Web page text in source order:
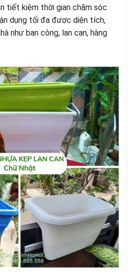
tiết kiệm thời gian chăm sóc
dụng tối đa được diện tích,
như ban công, lan can, hàng